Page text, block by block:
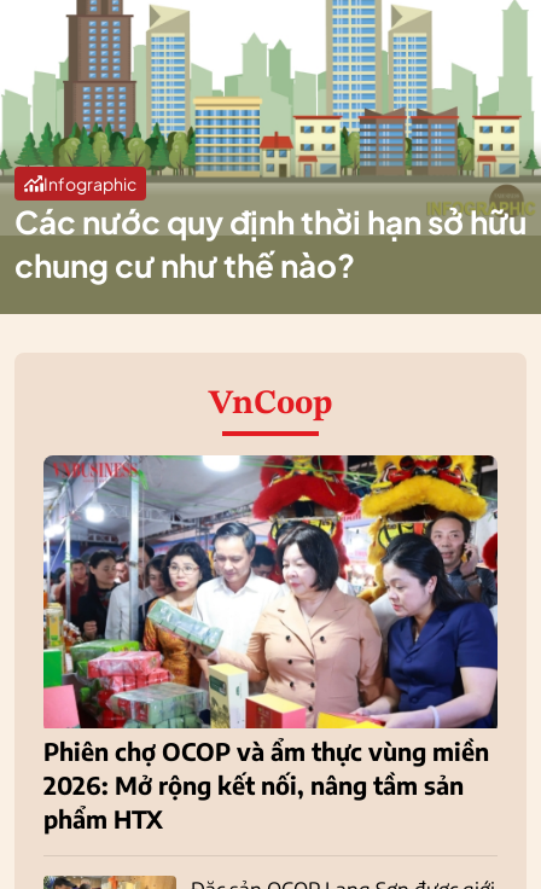
Infographic
Các nước quy định thời hạn sở hữu
chung cư như thế nào?
VnCoop
Phiên chợ OCOP và ẩm thực vùng miền
2026: Mở rộng kết nối, nâng tầm sản
phẩm HTX